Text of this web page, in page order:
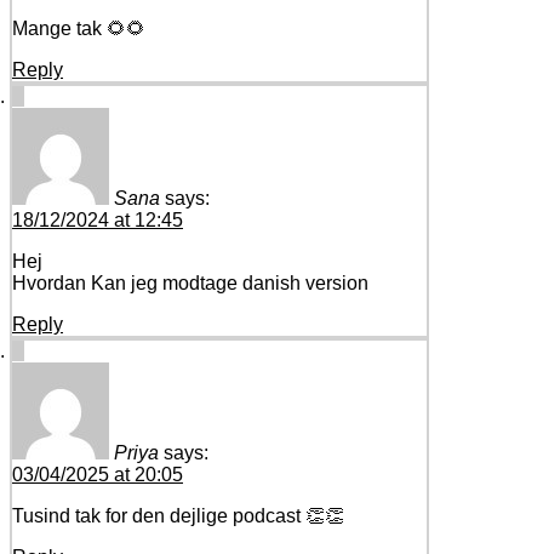
Mange tak 🌻🌻
Reply
Sana says:
18/12/2024 at 12:45
Hej
Hvordan Kan jeg modtage danish version
Reply
Priya says:
03/04/2025 at 20:05
Tusind tak for den dejlige podcast 👏👏